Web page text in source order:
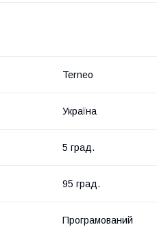
Terneo
Україна
5 град.
95 град.
Програмований